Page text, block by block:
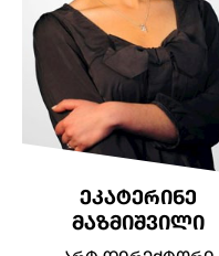
ᲔᲙᲐᲢᲔᲠᲘᲜᲔ
ᲛᲐᲖᲛᲘᲨᲕᲘᲚᲘ